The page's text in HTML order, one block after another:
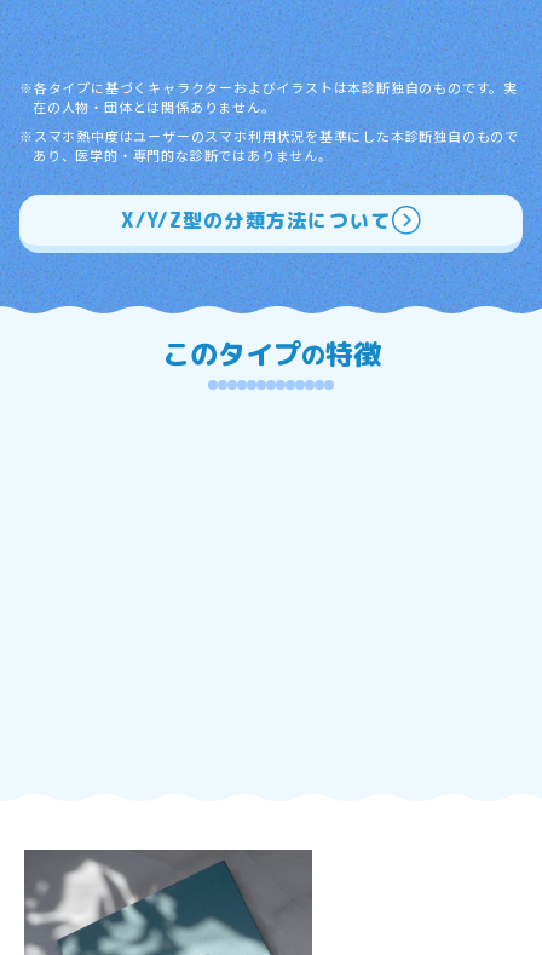
各タイプに基づくキャラクターおよびイラストは本診断独自のものです。実
在の人物・団体とは関係ありません。
スマホ熱中度はユーザーのスマホ利用状況を基準にした本診断独自のもので
あり、医学的・専門的な診断ではありません。
X/Y/Z型の分類方法について
このタイプの特徴